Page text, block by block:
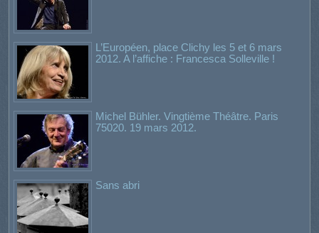
L’Européen, place Clichy les 5 et 6 mars
2012. A l’affiche : Francesca Solleville !
Michel Bühler. Vingtième Théâtre. Paris
75020. 19 mars 2012.
Sans abri